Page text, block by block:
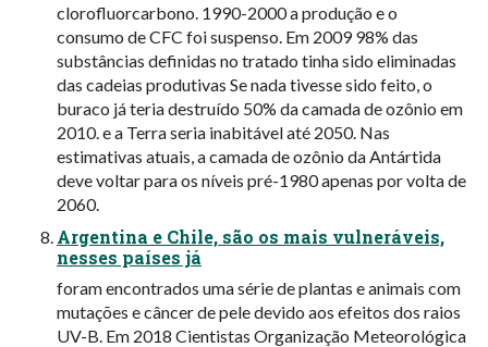
clorofluorcarbono. 1990-2000 a produção e o
consumo de CFC foi suspenso. Em 2009 98% das
substâncias definidas no tratado tinha sido eliminadas
das cadeias produtivas Se nada tivesse sido feito, o
buraco já teria destruído 50% da camada de ozônio em
2010. e a Terra seria inabitável até 2050. Nas
estimativas atuais, a camada de ozônio da Antártida
deve voltar para os níveis pré-1980 apenas por volta de
2060.
Argentina e Chile, são os mais vulneráveis,
nesses países já
foram encontrados uma série de plantas e animais com
mutações e câncer de pele devido aos efeitos dos raios
UV-B. Em 2018 Cientistas Organização Meteorológica